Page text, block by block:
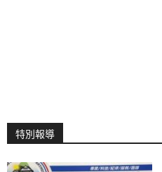
特別報導